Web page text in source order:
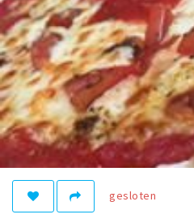
Geschiedenis
Visit Baarle Shop
Enclavebon
Nieuws
Agenda
Deals
Eten
gesloten